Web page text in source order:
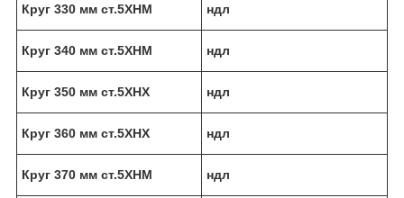
Круг 330 мм ст.5ХНМ ндл
Круг 340 мм ст.5ХНМ ндл
Круг 350 мм ст.5ХНХ ндл
Круг 360 мм ст.5ХНХ ндл
Круг 370 мм ст.5ХНМ ндл